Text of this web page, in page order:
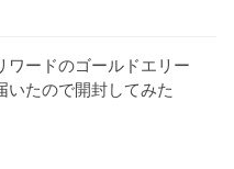
ワードのゴールドエリー
いたので開封してみた